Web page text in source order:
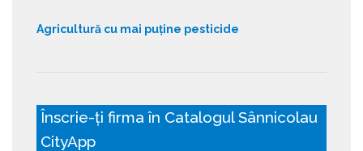
Agricultură cu mai puține pesticide
Înscrie-ți firma în Catalogul Sânnicolau
CityApp